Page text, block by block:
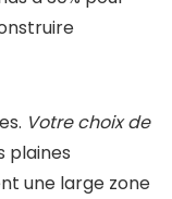
Votre choix de
plaines
une large zone